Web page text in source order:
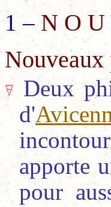
1 –N O U
Nouveaux
Deux
d'
apporte
pour